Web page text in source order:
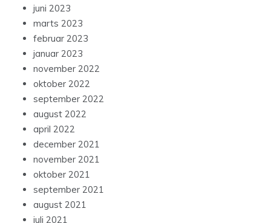
juni 2023
marts 2023
februar 2023
januar 2023
november 2022
oktober 2022
september 2022
august 2022
april 2022
december 2021
november 2021
oktober 2021
september 2021
august 2021
juli 2021